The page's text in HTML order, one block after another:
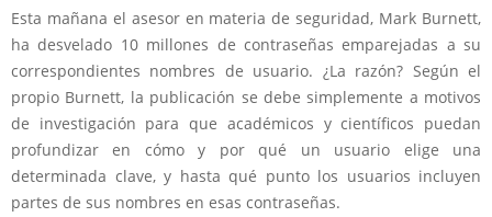
Esta mañana el asesor en materia de seguridad, Mark Burnett,
ha desvelado 10 millones de contraseñas emparejadas a su
correspondientes nombres de usuario. ¿La razón? Según el
propio Burnett, la publicación se debe simplemente a motivos
de investigación para que académicos y científicos puedan
profundizar en cómo y por qué un usuario elige una
determinada clave, y hasta qué punto los usuarios incluyen
partes de sus nombres en esas contraseñas.